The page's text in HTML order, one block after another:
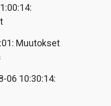
Muutokset
06 10:30:14: